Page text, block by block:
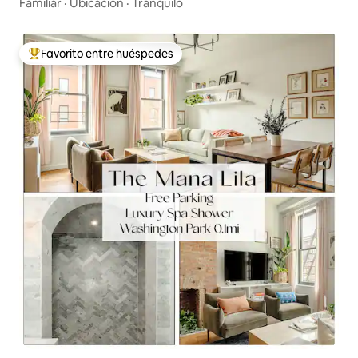
De los mejores en Favorito entre huéspedes
Favorito entre huéspedes